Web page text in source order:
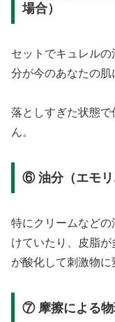
場合）
セットでキュレル
分が今のあなたの肌
落としすぎた状態
ん。
⑥ 油分（エモリ
特にクリームなど
けていたり、皮脂
が酸化して刺激物に
⑦ 摩擦による物